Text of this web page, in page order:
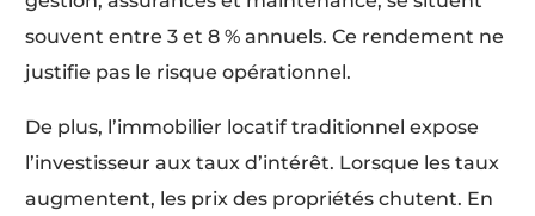
souvent entre 3 et 8 % annuels. Ce rendement ne
justifie pas le risque opérationnel.
De plus, l’immobilier locatif traditionnel expose
l’investisseur aux taux d’intérêt. Lorsque les taux
augmentent, les prix des propriétés chutent. En